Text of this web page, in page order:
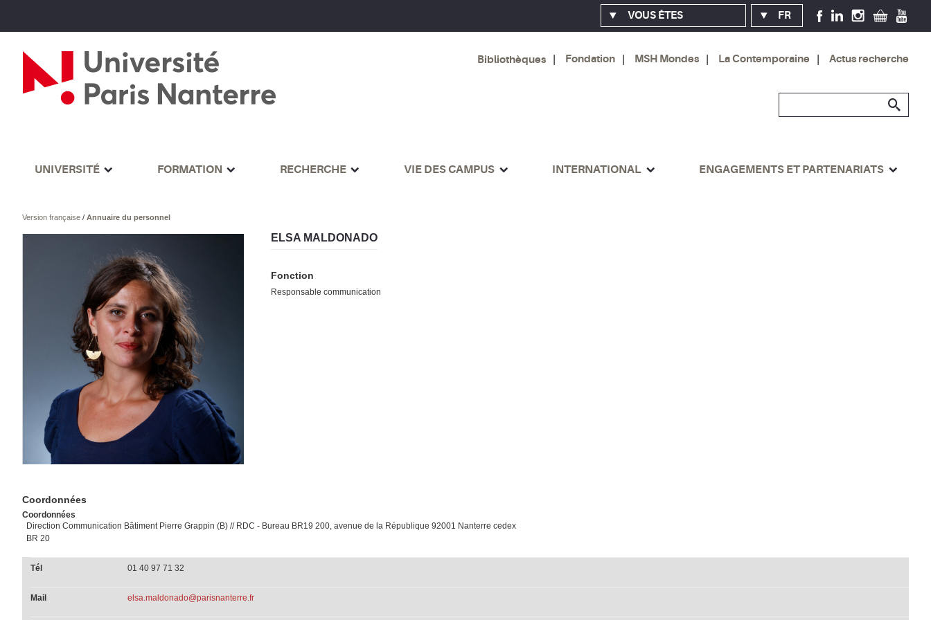
VOUS ÊTES FR
Bibliothèques Fondation MSH Mondes La Contemporaine Actus recherche
UNIVERSITÉ FORMATION RECHERCHE VIE DES CAMPUS INTERNATIONAL ENGAGEMENTS ET PARTENARIATS
Version française/ Annuaire du personnel
ELSA MALDONADO
Fonction
Responsable communication
Coordonnées
Coordonnées
Direction Communication Bâtiment Pierre Grappin (B) // RDC - Bureau BR19 200, avenue de la République 92001 Nanterre cedex
BR 20
Tél 01 40 97 71 32
Mail elsa.maldonado@parisnanterre.fr